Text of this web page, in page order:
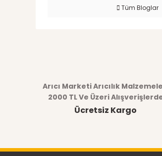
Tüm Bloglar
Arıcı Marketi Arıcılık
2000 TL Ve Üzeri
Ücretsiz Kargo